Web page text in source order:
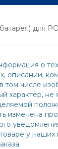
для
о
описании,
том числе
характер, не
изменена
у